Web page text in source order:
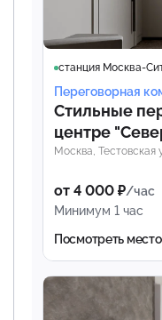
станция Москва-
Переговорная
Стильные
центре
Москва, Тестовская
от 4 000 ₽/час
Минимум 1 час
Посмотреть место